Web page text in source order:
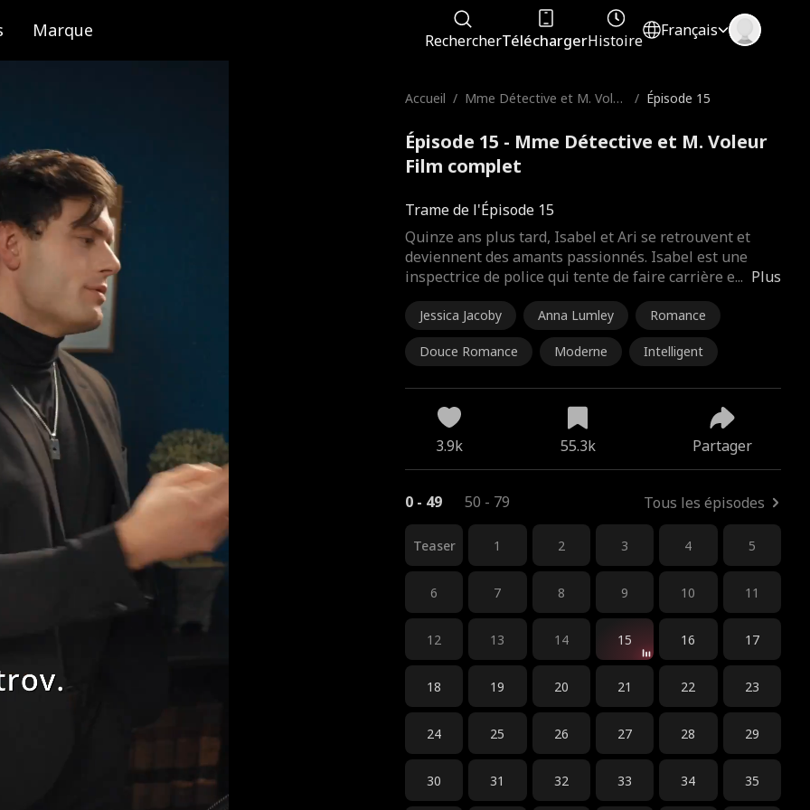
Marque RechercherTéléchargerHistoire
Français
Accueil / Mme Détective et M. Voleu
/ Épisode 15
Épisode 15 - Mme Détective et M. Voleur
Film complet
Trame de l'Épisode 15
Plus
Quinze ans plus tard, Isabel et Ari se retrouvent et
deviennent des amants passionnés. Isabel est une
inspectrice de police qui tente de faire carrière e...
Jessica Jacoby Anna Lumley Romance
Douce Romance Moderne Intelligent
3.9k 55.3k Partager
0 - 49 50 - 79 Tous les épisodes
Teaser 1 2 3 4 5
6 7 8 9 10 11
12 13 14 15 16 17
18 19 20 21 22 23
24 25 26 27 28 29
30 31 32 33 34 35